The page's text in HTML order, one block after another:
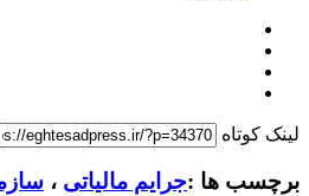
لینک کوتاه
برچسب ها :جرایم مالیاتی ،